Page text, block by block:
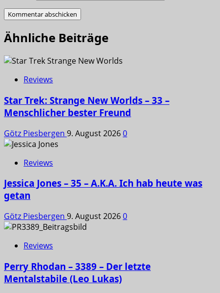
Ähnliche Beiträge
Reviews
Star Trek: Strange New Worlds – 33 –
Menschlicher bester Freund
Götz Piesbergen 9. August 20260
Reviews
Jessica Jones – 35 – A.K.A. Ich hab heute was
getan
Götz Piesbergen 9. August 20260
Reviews
Perry Rhodan – 3389 – Der letzte
Mentalstabile (Leo Lukas)